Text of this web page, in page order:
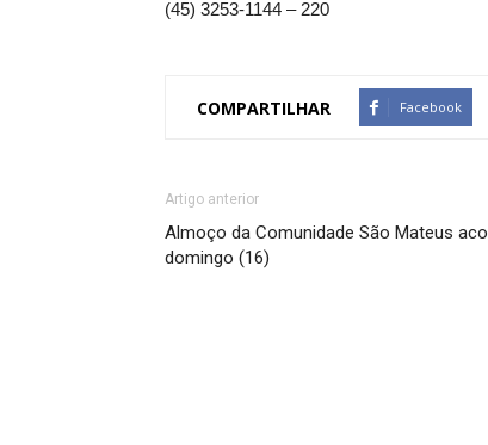
(45) 3253-1144 – 220
COMPARTILHAR Facebook
Artigo anterior
Almoço da Comunidade São Mateus
domingo (16)